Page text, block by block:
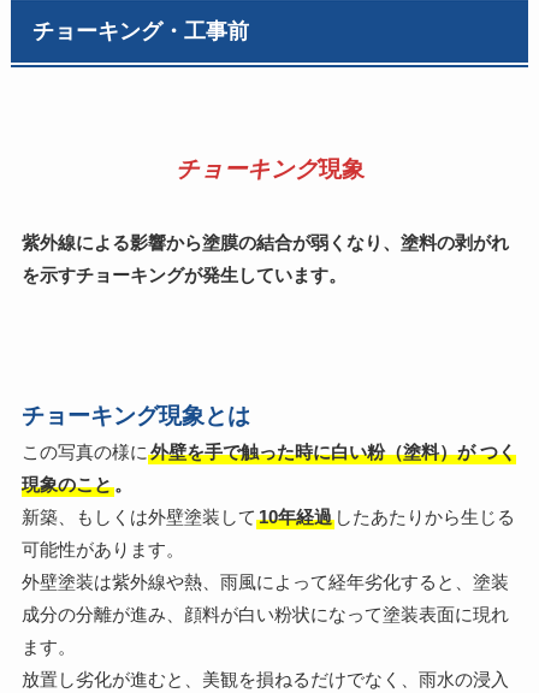
チョーキング・工事前
チョーキング現象
紫外線による影響から塗膜の結合が弱くなり、塗料の剥がれ
を示すチョーキングが発生しています。
チョーキング現象とは
この写真の様に 外壁を手で触った時に白い粉（塗料）が つく
現象のこと。
新築、もしくは外壁塗装して 10年経過したあたりから生じる
可能性があります。
外壁塗装は紫外線や熱、雨風によって経年劣化すると、塗装
成分の分離が進み、顔料が白い粉状になって塗装表面に現れ
ます。
放置し劣化が進むと、美観を損ねるだけでなく、雨水の浸入